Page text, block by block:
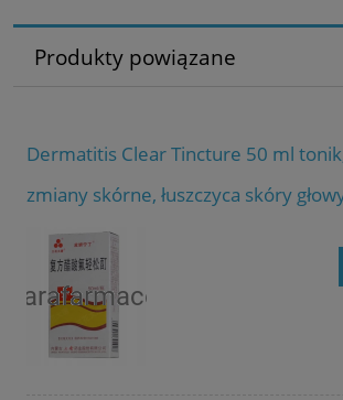
Produkty powiązane
Dermatitis Clear Tincture 50 ml tonik,
zmiany skórne, łuszczyca skóry